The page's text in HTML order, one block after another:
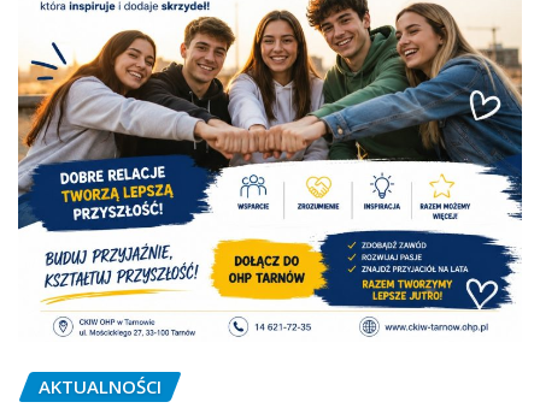
AKTUALNOŚCI